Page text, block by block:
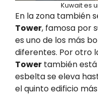
Kuwait es
En la zona también
Tower, famosa por
es uno de los más
diferentes. Por otro
Tower también
esbelta se eleva
el quinto edificio